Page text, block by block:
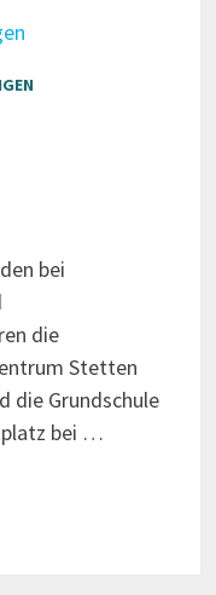
bei
die
Stetten
die Grundschule
bei …